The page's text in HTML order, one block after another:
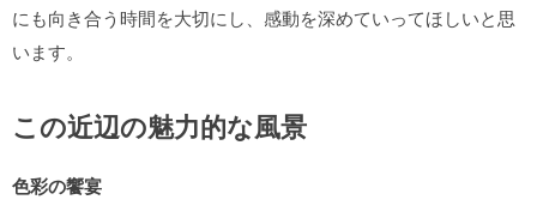
にも向き合う時間を大切にし、感動を深めていってほしいと思
います。
この近辺の魅力的な風景
色彩の饗宴